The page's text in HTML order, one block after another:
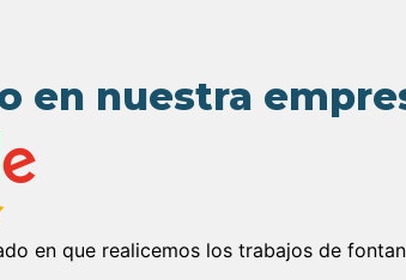
en nuestra
en que realicemos los trabajos de